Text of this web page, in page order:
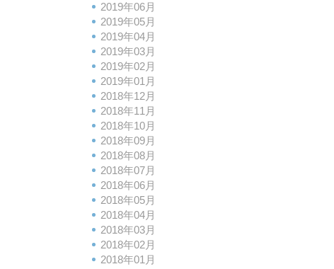
2019年06月
2019年05月
2019年04月
2019年03月
2019年02月
2019年01月
2018年12月
2018年11月
2018年10月
2018年09月
2018年08月
2018年07月
2018年06月
2018年05月
2018年04月
2018年03月
2018年02月
2018年01月